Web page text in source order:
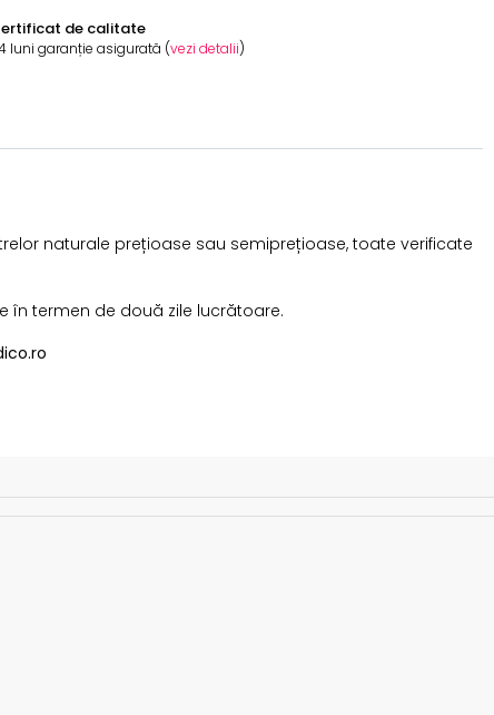
de calitate
luni garanție asigurată (vezi detalii)
naturale prețioase sau semiprețioase, toate verificate
în termen de două zile lucrătoare.